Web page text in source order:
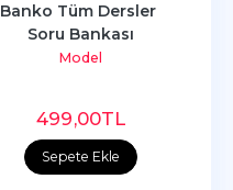
Sepete Ekle
Banko Tüm Dersler
Soru Bankası
Model
499,00TL